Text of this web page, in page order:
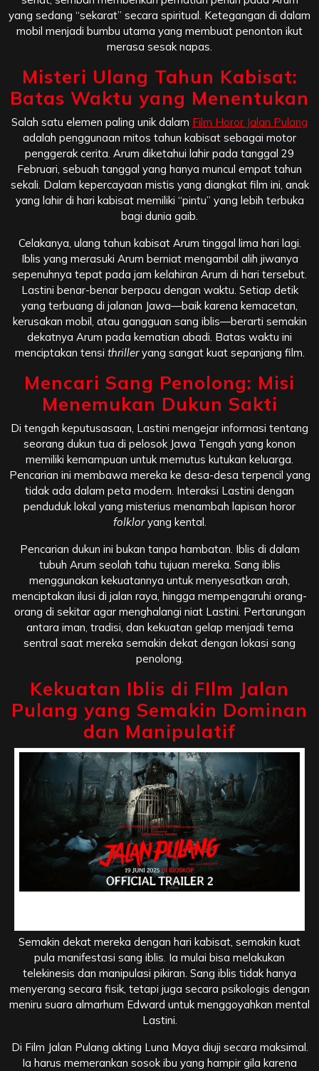
yang sedang “sekarat” secara spiritual. Ketegangan di dalam
mobil menjadi bumbu utama yang membuat penonton ikut
merasa sesak napas.
Misteri Ulang Tahun Kabisat:
Batas Waktu yang Menentukan
Salah satu elemen paling unik dalam Film Horor Jalan Pulang
adalah penggunaan mitos tahun kabisat sebagai motor
penggerak cerita. Arum diketahui lahir pada tanggal 29
Februari, sebuah tanggal yang hanya muncul empat tahun
sekali. Dalam kepercayaan mistis yang diangkat film ini, anak
yang lahir di hari kabisat memiliki “pintu” yang lebih terbuka
bagi dunia gaib.
Celakanya, ulang tahun kabisat Arum tinggal lima hari lagi.
Iblis yang merasuki Arum berniat mengambil alih jiwanya
sepenuhnya tepat pada jam kelahiran Arum di hari tersebut.
Lastini benar-benar berpacu dengan waktu. Setiap detik
yang terbuang di jalanan Jawa—baik karena kemacetan,
kerusakan mobil, atau gangguan sang iblis—berarti semakin
dekatnya Arum pada kematian abadi. Batas waktu ini
menciptakan tensi thrilleryang sangat kuat sepanjang film.
Mencari Sang Penolong: Misi
Menemukan Dukun Sakti
Di tengah keputusasaan, Lastini mengejar informasi tentang
seorang dukun tua di pelosok Jawa Tengah yang konon
memiliki kemampuan untuk memutus kutukan keluarga.
Pencarian ini membawa mereka ke desa-desa terpencil yang
tidak ada dalam peta modern. Interaksi Lastini dengan
penduduk lokal yang misterius menambah lapisan horor
folkloryang kental.
Pencarian dukun ini bukan tanpa hambatan. Iblis di dalam
tubuh Arum seolah tahu tujuan mereka. Sang iblis
menggunakan kekuatannya untuk menyesatkan arah,
menciptakan ilusi di jalan raya, hingga mempengaruhi orang-
orang di sekitar agar menghalangi niat Lastini. Pertarungan
antara iman, tradisi, dan kekuatan gelap menjadi tema
sentral saat mereka semakin dekat dengan lokasi sang
penolong.
Kekuatan Iblis di FIlm Jalan
Pulang yang Semakin Dominan
dan Manipulatif
Semakin dekat mereka dengan hari kabisat, semakin kuat
pula manifestasi sang iblis. Ia mulai bisa melakukan
telekinesis dan manipulasi pikiran. Sang iblis tidak hanya
menyerang secara fisik, tetapi juga secara psikologis dengan
meniru suara almarhum Edward untuk menggoyahkan mental
Lastini.
Di Film Jalan Pulang akting Luna Maya diuji secara maksimal.
Ia harus memerankan sosok ibu yang hampir gila karena